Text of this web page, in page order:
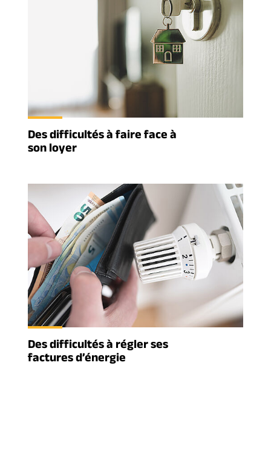
Des difficultés à faire face à
son loyer
Des difficultés à régler ses
factures d’énergie